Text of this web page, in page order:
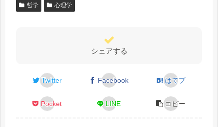
哲学 心理学
シェアする
Twitter Facebook はてブ
Pocket LINE コピー